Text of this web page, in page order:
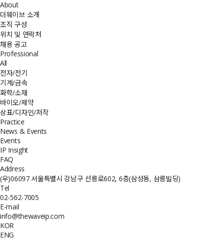
About
더웨이브 소개
조직 구성
위치 및 연락처
채용 공고
Professional
All
전자/전기
기계/금속
화학/소재
바이오/제약
상표/디자인/저작
Practice
News & Events
Events
IP Insight
FAQ
Address
(우)06097 서울특별시 강남구 선릉로602, 6층(삼성동, 삼릉빌딩)
Tel
02-562-7005
E-mail
info@thewaveip.com
KOR
ENG